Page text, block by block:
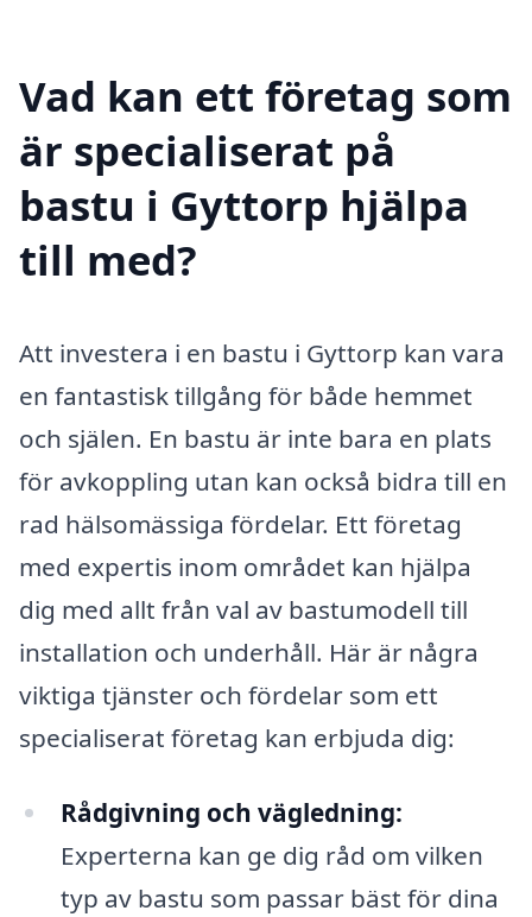
Vad kan ett företag som
är specialiserat på
bastu i Gyttorp hjälpa
till med?
Att investera i en bastu i Gyttorp kan vara
en fantastisk tillgång för både hemmet
och själen. En bastu är inte bara en plats
för avkoppling utan kan också bidra till en
rad hälsomässiga fördelar. Ett företag
med expertis inom området kan hjälpa
dig med allt från val av bastumodell till
installation och underhåll. Här är några
viktiga tjänster och fördelar som ett
specialiserat företag kan erbjuda dig:
Rådgivning och vägledning:
Experterna kan ge dig råd om vilken
typ av bastu som passar bäst för dina